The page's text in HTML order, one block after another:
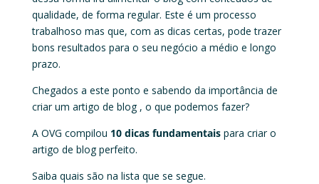
qualidade, de forma regular. Este é um processo
trabalhoso mas que, com as dicas certas, pode trazer
bons resultados para o seu negócio a médio e longo
prazo.
Chegados a este ponto e sabendo da importância de
criar um artigo de blog , o que podemos fazer?
A OVG compilou 10 dicas fundamentaispara criar o
artigo de blog perfeito.
Saiba quais são na lista que se segue.